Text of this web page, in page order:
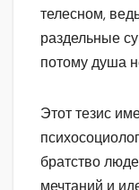
телесном,
раздельные
потому душа
Этот тезис
братство
мечтаний и